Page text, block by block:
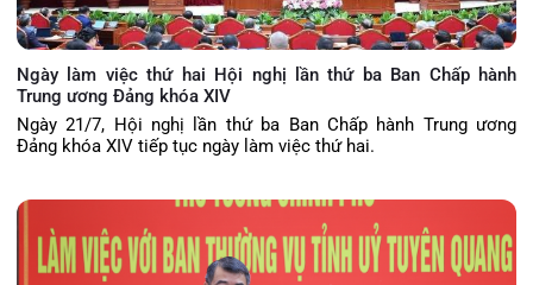
Ngày làm việc thứ hai Hội nghị lần thứ ba Ban Chấp hành
Trung ương Đảng khóa XIV
Ngày 21/7, Hội nghị lần thứ ba Ban Chấp hành Trung ương
Đảng khóa XIV tiếp tục ngày làm việc thứ hai.